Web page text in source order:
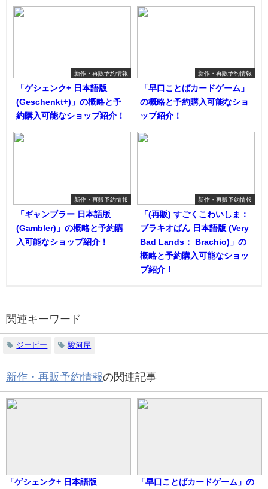
新作・再販予約情報
「ゲシェンク+ 日本語版
(Geschenkt+)」の概略と予
約購入可能なショップ紹介！
新作・再販予約情報
「早口ことばカードゲーム」
の概略と予約購入可能なショ
ップ紹介！
新作・再販予約情報
「ギャンブラー 日本語版
(Gambler)」の概略と予約購
入可能なショップ紹介！
新作・再販予約情報
「(再販) すごくこわいしま：
ブラキオばん 日本語版 (Very
Bad Lands： Brachio)」の
概略と予約購入可能なショッ
プ紹介！
関連キーワード
ジーピー 駿河屋
新作・再販予約情報の関連記事
「ゲシェンク+ 日本語版
「早口ことばカードゲーム」の